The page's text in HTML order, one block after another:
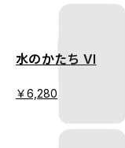
水のかたち VI
￥6,280